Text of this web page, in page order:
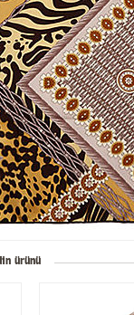
ürünü